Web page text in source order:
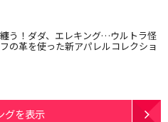
う！ダダ、エレキング…ウルトラ怪
の革を使った新アパレルコレクショ
グを表示